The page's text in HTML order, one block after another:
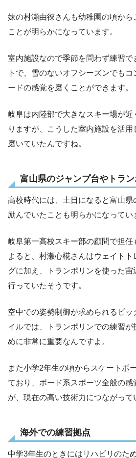
妹の村瀬由徠さんも幼稚園の頃から
ことが明らかになっています。
室内施設なので季節を問わず練習で
トで、雪のないオフシーズンでも
ードの感覚を磨くことができます。
岐阜は内陸部で大きなスキー場が近
りますが、こうした室内施設を活
磨いていたんですね。
富山県のジャンプ台やトラ
高校時代には、土日になると富山県
励んでいたことも明らかになってい
岐阜第一高校スキー部の顧問で担任
よると、村瀬心椛さんはウェイト
グに加え、トランポリンを使った宙
行っていたそうです。
空中での姿勢制御が求められるビッ
イルでは、トランポリンでの練習が
めに非常に重要なんですよ。
また小学2年生の頃からスケートボ
ており、ボード系スポーツ全般の感
が、現在の高い技術力につながって
海外での練習拠点
中学3年生のときにはリハビリのた